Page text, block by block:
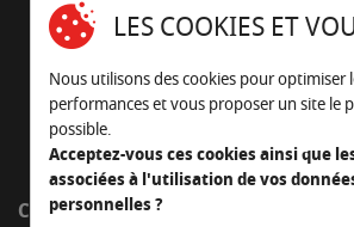
05 45 22 98
Nous envoyer un e-mail
CÔTÉ OUTDOOR
LES COOKIES ET
Nous utilisons des cookies pour optimiser
performances et vous proposer un site le
possible.
Acceptez-vous ces cookies ainsi que
associées à l'utilisation de vos
personnelles ?